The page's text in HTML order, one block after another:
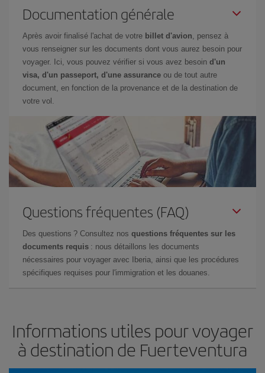
Documentation générale
Après avoir finalisé l'achat de votre billet d'avion, pensez à
vous renseigner sur les documents dont vous aurez besoin pour
voyager. Ici, vous pouvez vérifier si vous avez besoin d'un
visa, d'un passeport, d'une assurance ou de tout autre
document, en fonction de la provenance et de la destination de
votre vol.
Questions fréquentes (FAQ)
Des questions ? Consultez nos questions fréquentes sur les
documents requis : nous détaillons les documents
nécessaires pour voyager avec Iberia, ainsi que les procédures
spécifiques requises pour l'immigration et les douanes.
Informations utiles pour voyager
à destination de Fuerteventura